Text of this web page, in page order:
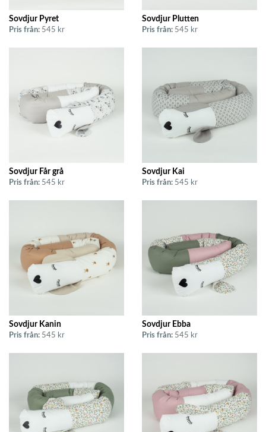
Sovdjur Pyret
Pris från: 545 kr
Sovdjur Plutten
Pris från: 545 kr
Sovdjur Får grå
Pris från: 545 kr
Sovdjur Kai
Pris från: 545 kr
Sovdjur Kanin
Pris från: 545 kr
Sovdjur Ebba
Pris från: 545 kr